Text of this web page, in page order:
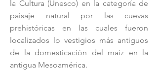
la Cultura (Unesco) en la categoría de
paisaje natural por las cuevas
prehistóricas en las cuales fueron
localizados lo vestigios más antiguos
de la domesticación del maíz en la
antigua Mesoamérica.